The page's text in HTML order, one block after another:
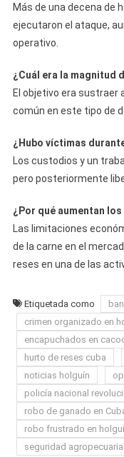
Más de una decena de
ejecutaron el ataque,
operativo.
¿Cuál era la magnitud
El objetivo era sustraer
común en este tipo de
¿Hubo víctimas
Los custodios y un
pero posteriormente
¿Por qué aumentan
Las limitaciones
de la carne en el
reses en una de las
Etiquetada como
crimen organizado en
encapuchados en
hurto de reses cuba
noticias holguín
policía nacional
robo de ganado en
robo frustrado en
seguridad